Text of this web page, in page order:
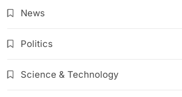
News
Politics
Science & Technology